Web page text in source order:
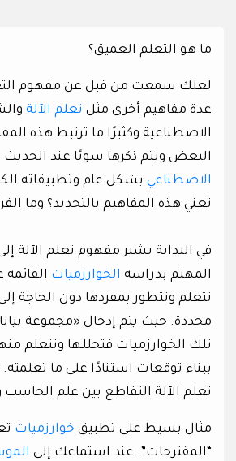
ما هو التعلم العميق؟
لعلك سمعت من قبل عن مفهوم
عدة مفاهيم أخرى مثل تعلم الآلة
الاصطناعية وكثيرًا ما ترتبط هذه
البعض ويتم ذكرها سويًا عند
الاصطناعي بشكل عام وتطبيقاته
تعني هذه المفاهيم بالتحديد؟ وما
في البداية يشير مفهوم تعلم الآلة
المهتم بدراسة الخوارزميات
تتعلم وتتطور بمفردها دون الحاجة
تلك الخوارزميات فتحللها وتتعلم
ببناء توقعات استنادًا على ما
تعلم الآلة التقاطع بين علم الحاسب
مثال بسيط على تطبيق خوارزميات
“المقترحات”. عند استماعك إلى